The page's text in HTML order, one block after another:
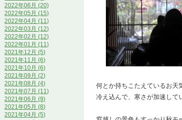
何とか持ちこたえているお天
冷え込んで、寒さが加速して
2022年06月 (20)
2022年05月 (15)
2022年04月 (11)
2022年03月 (12)
2022年02月 (12)
2022年01月 (11)
2021年12月 (5)
2021年11月 (6)
2021年10月 (6)
2021年09月 (2)
2021年08月 (4)
2021年07月 (11)
2021年06月 (9)
2021年05月 (8)
2021年04月 (5)